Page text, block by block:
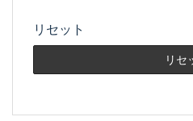
リセット